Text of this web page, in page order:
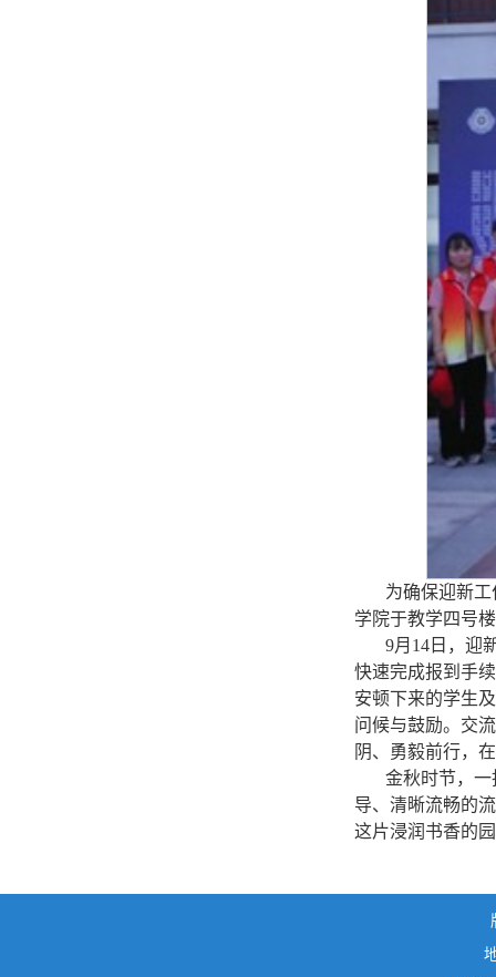
为确保迎新
学院于教学四号
9月14日，迎
快速完成报到手
安顿下来的学生
问候与鼓励。交
阴、勇毅前行，
金秋时节，
导、清晰流畅的
这片浸润书香的